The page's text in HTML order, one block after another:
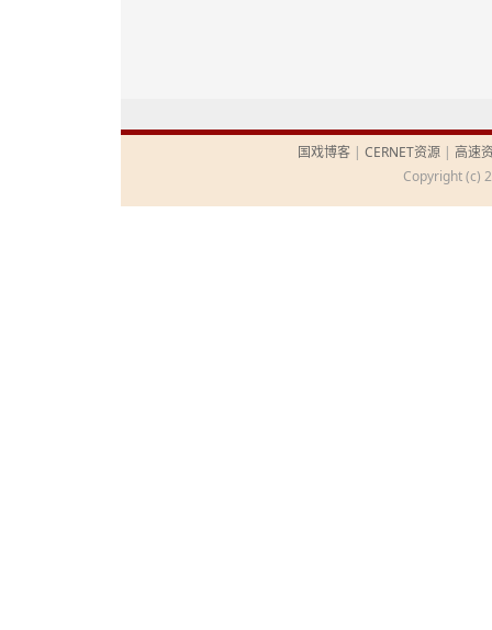
国戏博客 | CERNET资源 | 高速
Copyright (c)